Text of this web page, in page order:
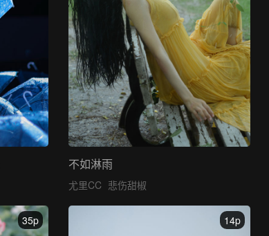
不如淋雨
尤里CC 悲伤甜椒
35p 14p